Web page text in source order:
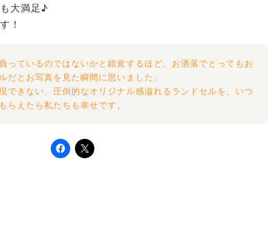
大満足♪
！
っているのではないかと錯覚するほど、お洒落でとってもお
だとお写真を見た瞬間に思いました。
できない、圧倒的なオリジナル感溢れるランドセルを、いつ
らえたら私たちも幸せです。